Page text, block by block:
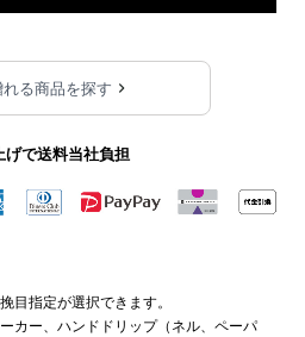
る商品を探す
で送料当社負担
目指定が選択できます。
カー、ハンドドリップ（ネル、ペーパ